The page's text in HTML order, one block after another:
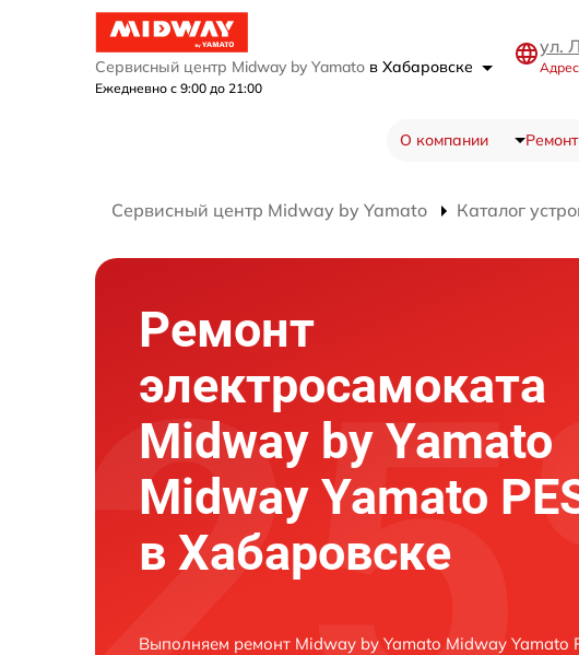
Сервисный центр Midway by Yamato в Хабаровске
Ежедневно с 9:00 до 21:00
ул.
О компании
Сервисный центр Midway by Yamato Каталог
Ремонт
электросамоката
Midway by Yamato
Midway Yamato
в Хабаровске
Выполняем ремонт Midway by Yamato Midway Yamato